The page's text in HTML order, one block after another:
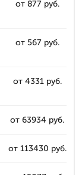
от 877 руб.
от 567 руб.
от 4331 руб.
от 63934 руб.
от 113430 руб.